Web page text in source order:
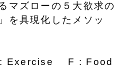
マズローの５大欲求の
を具現化したメソッ
Exercise F : Food